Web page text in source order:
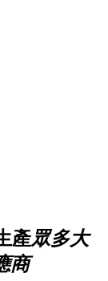
產眾多大
商